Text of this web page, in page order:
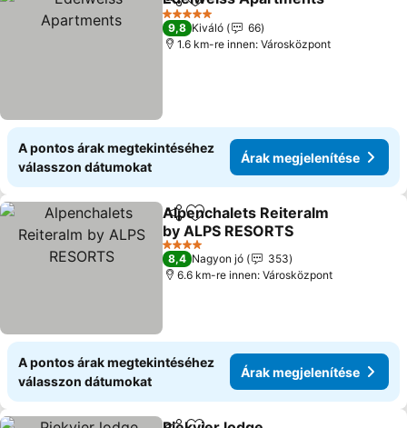
Megosztás
Hozzáadás a kedvencekhez
5 Kategória
9,8 Kiváló
66
1.6 km-re innen: Városközpont
A pontos árak megtekintéséhez
válasszon dátumokat
Árak megjelenítése
Megosztás
Hozzáadás a kedvencekhez
Alpenchalets Reiteralm
by ALPS RESORTS
4 Kategória
8,4 Nagyon jó
353
6.6 km-re innen: Városközpont
A pontos árak megtekintéséhez
válasszon dátumokat
Árak megjelenítése